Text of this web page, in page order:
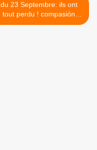
du 23 Septembre: ils ont
tout perdu ! compasión
para Almoradi Espana . >